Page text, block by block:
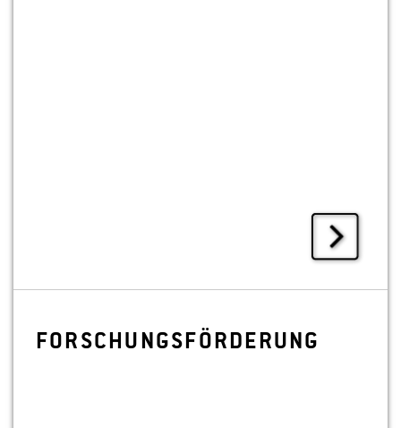
FOR­SCHUNGS­FÖR­DE­RUNG